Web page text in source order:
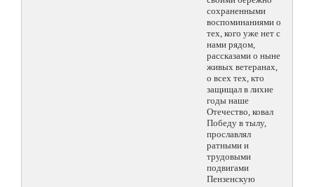
сохраненными
воспоминаниями о
тех, кого уже нет с
нами рядом,
рассказами о ныне
живых ветеранах,
о всех тех, кто
защищал в лихие
годы наше
Отечество, ковал
Победу в тылу,
прославлял
ратными и
трудовыми
подвигами
Пензенскую